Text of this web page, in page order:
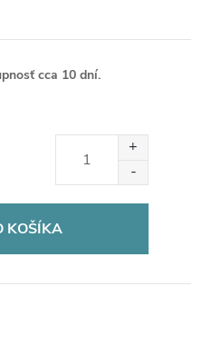
cca 10 dní.
KOŠÍKA